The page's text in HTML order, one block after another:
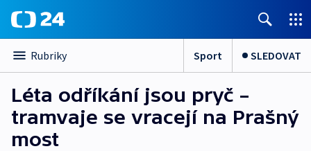
Rubriky Sport SLEDOVAT
Léta odříkání jsou pryč –
tramvaje se vracejí na Prašný
most